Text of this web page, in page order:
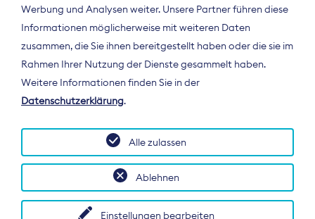
Der Bundesverband Digitalpublisher und
Zeitungsverleger (BDZV) vertritt als
Spitzenorganisation die Interessen der
Deutschland und auf EU-Ebene.
Werbung und Analysen weiter. Unsere Partner führen diese
Informationen möglicherweise mit weiteren Daten
zusammen, die Sie ihnen bereitgestellt haben oder die sie im
Rahmen Ihrer Nutzung der Dienste gesammelt haben.
Weitere Informationen finden Sie in der
Datenschutzerklärung.
Einstellungen bearbeiten
Ablehnen
Alle zulassen